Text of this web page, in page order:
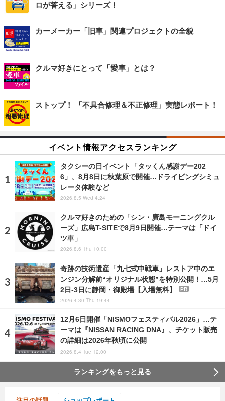
ロが答える」シリーズ！
カーメーカー「旧車」関連プロジェクトの全貌
クルマ好きにとって「愛車」とは？
ストップ！ 「不具合修理＆不正修理」実態レポート！
イベント情報アクセスランキング
タクシーの日イベント「タッくん感謝デー202
6」、8月8日に秋葉原で開催…ドライビングシミュ
レータ体験など
2026.8.5 Wed 4:24
クルマ好きのための「シン・廣島モーニングクル
ーズ」広島T-SITEで8月9日開催…テーマは「ドイ
ツ車」
2026.8.6 Thu 10:00
奇跡の技術遺産「九七式中戦車」レストア中のエ
ンジン分解前“オリジナル状態”を特別公開！…5月
2日-3日に静岡・御殿場【入場無料】
PR
2026.4.30 Thu 19:44
12月6日開催「NISMOフェスティバル2026」…テ
ーマは『NISSAN RACING DNA』、チケット販売
の詳細は2026年秋頃に公開
2026.8.4 Tue 12:00
ランキングをもっと見る